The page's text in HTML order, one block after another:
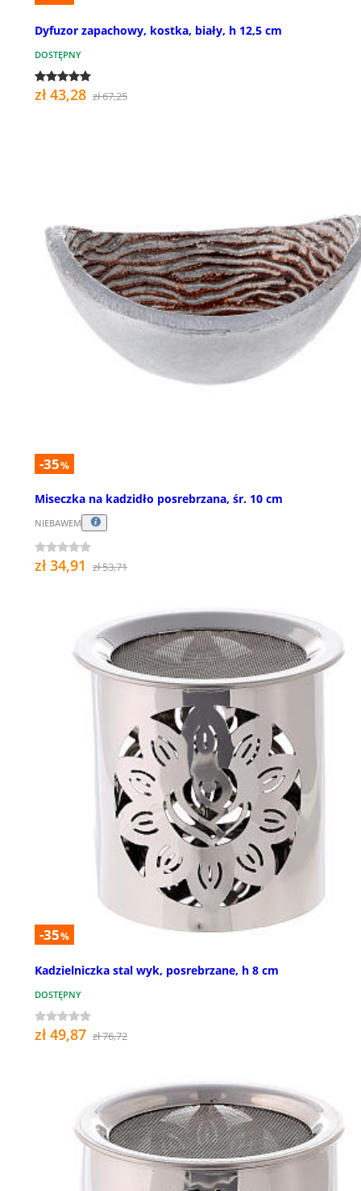
Dyfuzor zapachowy, kostka, biały, h 12,5 cm
DOSTĘPNY
zł 43,28 zł 67,25
-35%
Miseczka na kadzidło posrebrzana, śr. 10 cm
NIEBAWEM
zł 34,91 zł 53,71
-35%
Kadzielniczka stal wyk, posrebrzane, h 8 cm
DOSTĘPNY
zł 49,87 zł 76,72